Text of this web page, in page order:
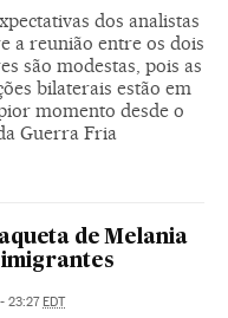
dos analistas
a reunião entre os dois
são modestas, pois as
bilaterais estão em
momento desde o
Guerra Fria
de Melania
23:27EDT